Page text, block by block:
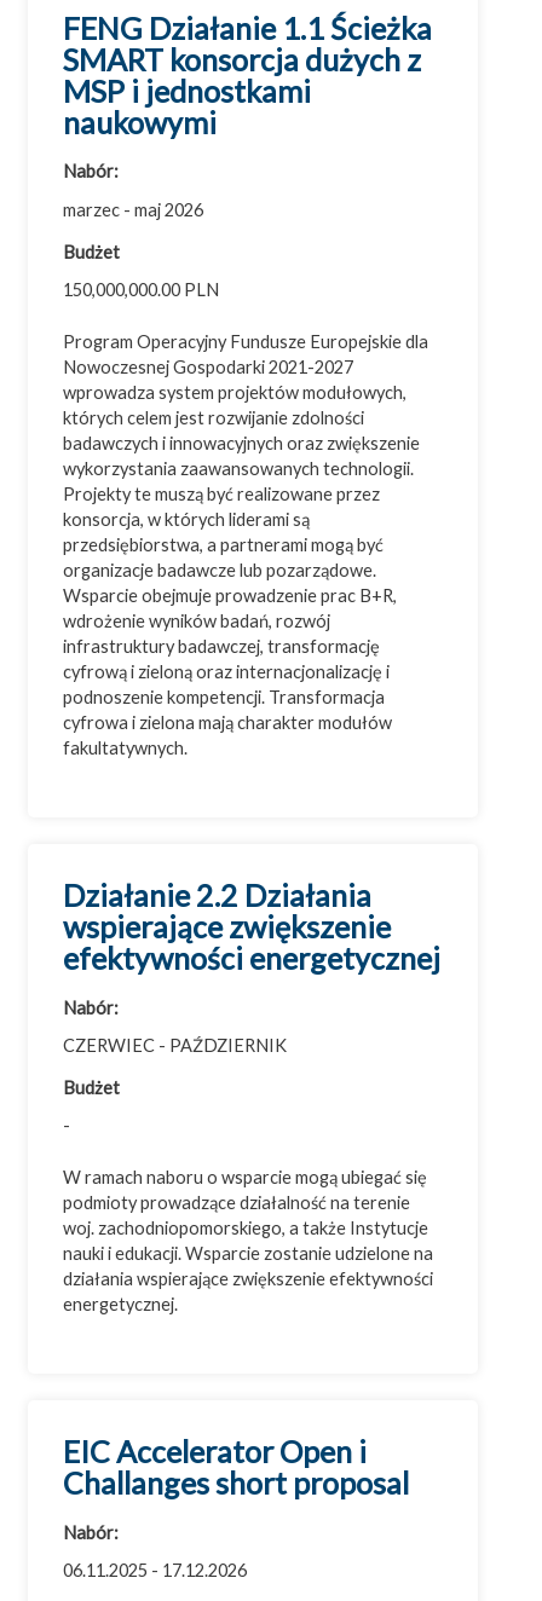
Województwo opolskie
Województwo podkarpackie
Województwo podlaskie
Województwo pomorskie
Województwo śląskie
Województwo świętokrzyskie
FENG Działanie 1.1 Ścieżka
SMART konsorcja dużych z
MSP i jednostkami
naukowymi
Nabór:
marzec - maj 2026
Budżet
150,000,000.00 PLN
Program Operacyjny Fundusze Europejskie dla
Nowoczesnej Gospodarki 2021-2027
wprowadza system projektów modułowych,
których celem jest rozwijanie zdolności
badawczych i innowacyjnych oraz zwiększenie
wykorzystania zaawansowanych technologii.
Projekty te muszą być realizowane przez
konsorcja, w których liderami są
przedsiębiorstwa, a partnerami mogą być
organizacje badawcze lub pozarządowe.
Wsparcie obejmuje prowadzenie prac B+R,
wdrożenie wyników badań, rozwój
infrastruktury badawczej, transformację
cyfrową i zieloną oraz internacjonalizację i
podnoszenie kompetencji. Transformacja
cyfrowa i zielona mają charakter modułów
fakultatywnych.
Działanie 2.2 Działania
wspierające zwiększenie
efektywności energetycznej
Nabór:
CZERWIEC - PAŹDZIERNIK
Budżet
-
W ramach naboru o wsparcie mogą ubiegać się
podmioty prowadzące działalność na terenie
woj. zachodniopomorskiego, a także Instytucje
nauki i edukacji. Wsparcie zostanie udzielone na
działania wspierające zwiększenie efektywności
energetycznej.
EIC Accelerator Open i
Challanges short proposal
Nabór:
06.11.2025 - 17.12.2026